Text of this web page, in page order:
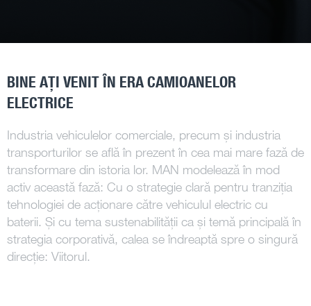
BINE AȚI VENIT ÎN ERA CAMIOANELOR
ELECTRICE
Industria vehiculelor comerciale, precum și industria
transporturilor se află în prezent în cea mai mare fază de
transformare din istoria lor. MAN modelează în mod
activ această fază: Cu o strategie clară pentru tranziția
tehnologiei de acționare către vehiculul electric cu
baterii. Și cu tema sustenabilității ca și temă principală în
strategia corporativă, calea se îndreaptă spre o singură
direcție: Viitorul.